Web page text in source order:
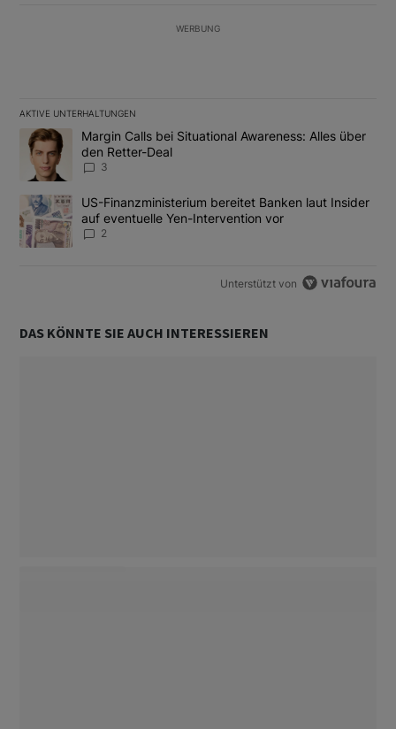
WERBUNG
AKTIVE UNTERHALTUNGEN
Das Folgende ist eine Liste der am meisten kommentierten
Ein Trendartikel mit dem Titel "Margin Calls bei Situational
Margin Calls bei Situational Awareness: Alles über
den Retter-Deal
3
Ein Trendartikel mit dem Titel "US-Finanzministerium bereitet
US-Finanzministerium bereitet Banken laut Insider
auf eventuelle Yen-Intervention vor
2
Unterstützt von
DAS KÖNNTE SIE AUCH INTERESSIEREN